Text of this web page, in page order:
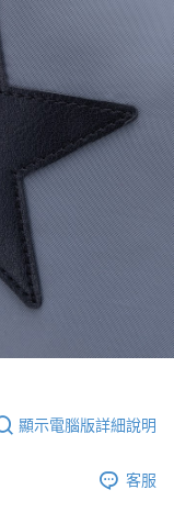
顯示電腦版詳細說明
客服